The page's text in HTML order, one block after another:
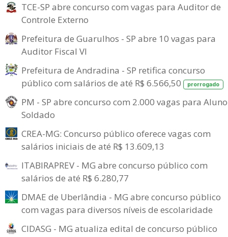
TCE-SP abre concurso com vagas para Auditor de
Controle Externo
Prefeitura de Guarulhos - SP abre 10 vagas para
Auditor Fiscal VI
Prefeitura de Andradina - SP retifica concurso
público com salários de até R$ 6.566,50
prorrogado
PM - SP abre concurso com 2.000 vagas para
Soldado
CREA-MG: Concurso público oferece vagas com
salários iniciais de até R$ 13.609,13
ITABIRAPREV - MG abre concurso público com
salários de até R$ 6.280,77
DMAE de Uberlândia - MG abre concurso público
com vagas para diversos níveis de escolaridade
CIDASG - MG atualiza edital de concurso público